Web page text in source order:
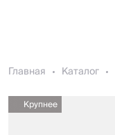
Главная Каталог
Крупнее